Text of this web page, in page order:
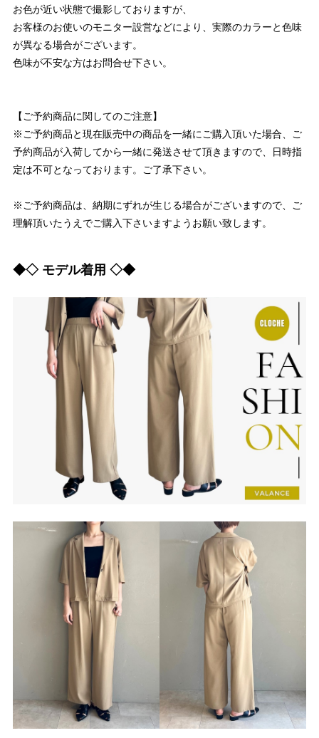
お色が近い状態で撮影しておりますが、
お客様のお使いのモニター設営などにより、実際のカラーと色味
が異なる場合がございます。
色味が不安な方はお問合せ下さい。
【ご予約商品に関してのご注意】
※ご予約商品と現在販売中の商品を一緒にご購入頂いた場合、ご
予約商品が入荷してから一緒に発送させて頂きますので、日時指
定は不可となっております。ご了承下さい。
※ご予約商品は、納期にずれが生じる場合がございますので、ご
理解頂いたうえでご購入下さいますようお願い致します。
◆◇ モデル着用 ◇◆